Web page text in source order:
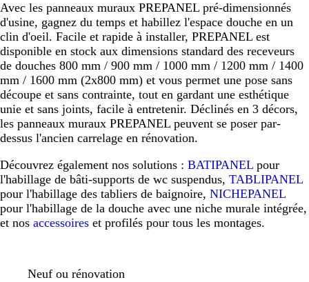
Avec les panneaux muraux PREPANEL pré-dimensionnés
d'usine, gagnez du temps et habillez l'espace douche en un
clin d'oeil. Facile et rapide à installer, PREPANEL est
disponible en stock aux dimensions standard des receveurs
de douches 800 mm / 900 mm / 1000 mm / 1200 mm / 1400
mm / 1600 mm (2x800 mm) et vous permet une pose sans
découpe et sans contrainte, tout en gardant une esthétique
unie et sans joints, facile à entretenir. Déclinés en 3 décors,
les panneaux muraux PREPANEL peuvent se poser par-
dessus l'ancien carrelage en rénovation.
Découvrez également nos solutions : BATIPANEL pour
l'habillage de bâti-supports de wc suspendus, TABLIPANEL
pour l'habillage des tabliers de baignoire, NICHEPANEL
pour l'habillage de la douche avec une niche murale intégrée,
et nos accessoires et profilés pour tous les montages.
Neuf ou rénovation